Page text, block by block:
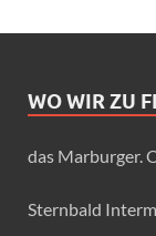
WO WIR ZU
das Marburger.
Sternbald